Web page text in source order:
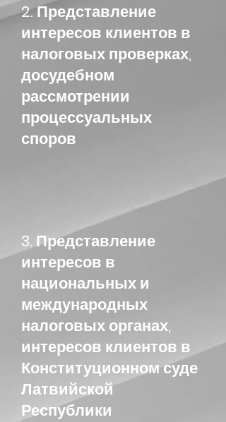
2. Представление
интересов клиентов в
налоговых проверках,
досудебном
рассмотрении
процессуальных
споров
3. Представление
интересов в
национальных и
международных
налоговых органах,
интересов клиентов в
Конституционном суде
Латвийской
Республики